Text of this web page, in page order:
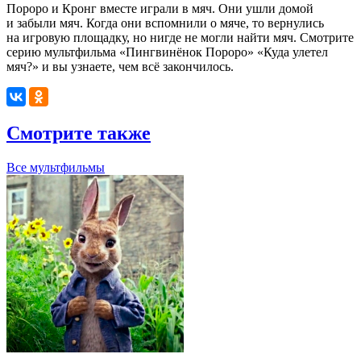
Пороро и Кронг вместе играли в мяч. Они ушли домой
и забыли мяч. Когда они вспомнили о мяче, то вернулись
на игровую площадку, но нигде не могли найти мяч. Смотрите
серию мультфильма «Пингвинёнок Пороро» «Куда улетел
мяч?» и вы узнаете, чем всё закончилось.
Смотрите также
Все мультфильмы